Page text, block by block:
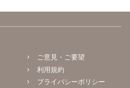
ご意見・ご要望
利用規約
プライバシーポリシー